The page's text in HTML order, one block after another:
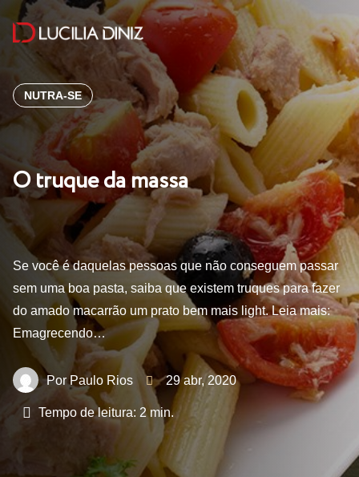
NUTRA-SE
O truque da massa
Se você é daquelas pessoas que não conseguem passar
sem uma boa pasta, saiba que existem truques para fazer
do amado macarrão um prato bem mais light. Leia mais:
Emagrecendo…
Paulo Rios 29 abr, 2020
Tempo de leitura: 2 min.